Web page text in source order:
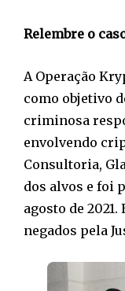
Relembre o
A Operação
como objetivo
criminosa
envolvendo
Consultoria,
dos alvos e foi
agosto de
negados pela